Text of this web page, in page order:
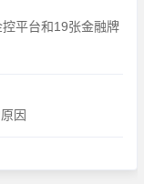
平台和19张金融牌
因